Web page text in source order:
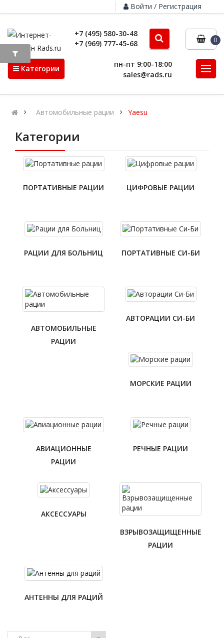
Войти / Регистрация
+7 (495) 580-30-48
+7 (969) 777-45-68
0
Категории
пн-пт 9:00-18:00
sales@rads.ru
Автомобильные рации Yaesu
Категории
ПОРТАТИВНЫЕ РАЦИИ ЦИФРОВЫЕ РАЦИИ
РАЦИИ ДЛЯ БОЛЬНИЦ ПОРТАТИВНЫЕ СИ-БИ
АВТОМОБИЛЬНЫЕ
РАЦИИ
АВТОРАЦИИ СИ-БИ
МОРСКИЕ РАЦИИ
АВИАЦИОННЫЕ
РАЦИИ
РЕЧНЫЕ РАЦИИ
АКСЕССУАРЫ
ВЗРЫВОЗАЩИЩЕННЫЕ
РАЦИИ
АНТЕННЫ ДЛЯ РАЦИЙ